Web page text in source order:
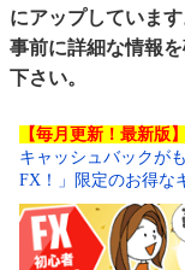
にアップしています
事前に詳細な情報
下さい。
【毎月更新！最新版
キャッシュバックが
FX！」限定のお得な